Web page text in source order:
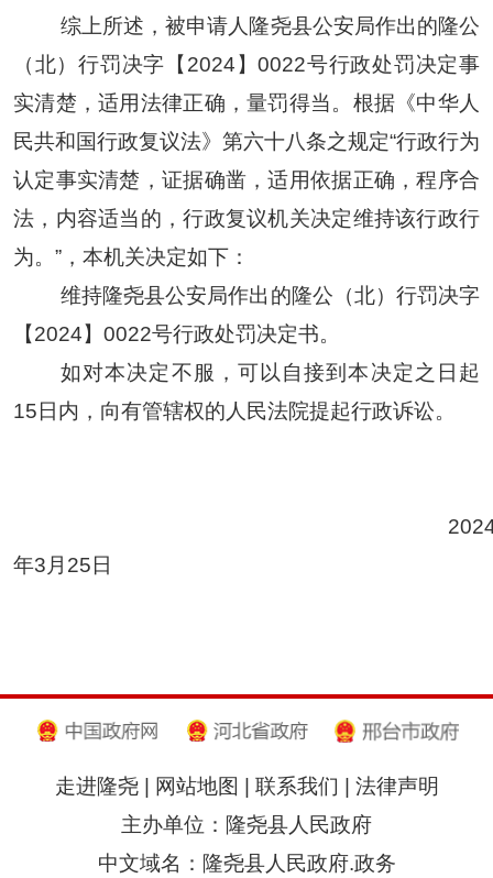
综上所述，被申请人隆尧县公安局作出的隆公
（北）行罚决字【 2024】0022号行政处罚决定事
实清楚，适用法律正确，量罚得当。 根据《中华人
民共和国行政复议法》第六十八条之规定“行政行为
认定事实清楚，证据确凿，适用依据正确，程序合
法，内容适当的，行政复议机关决定维持该行政行
为。 ”，本机关决定如下：
维持隆尧县公安局作出的隆公（北）行罚决字
【2024】0022号行政处罚决定书。
如对本决定不服，可以自接到本决定之日起
15日内，向有管辖权的人民法院提起行政诉讼。
年3月 25 日
走进隆尧| 网站地图 | 联系我们 | 法律声明
主办单位：隆尧县人民政府
中文域名：隆尧县人民政府.政务